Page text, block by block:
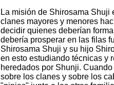
La misión de Shirosama
clanes mayores y menores
decidir quienes deberían
debería prosperar en las filas
Shirosama Shuji y su hijo
en esto estudiando técnicas y
heredados por Shunji.
sobre los clanes y sobre los